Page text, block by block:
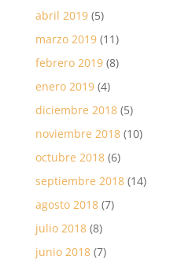
abril 2019(5)
marzo 2019(11)
febrero 2019(8)
enero 2019(4)
diciembre 2018(5)
noviembre 2018(10)
octubre 2018(6)
septiembre 2018(14)
agosto 2018(7)
julio 2018(8)
junio 2018(7)